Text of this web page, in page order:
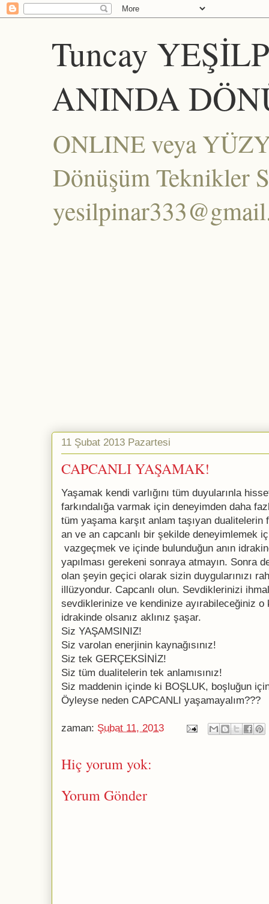
Tuncay
ANINDA
ONLINE veya
Dönüşüm Teknikler
11 Şubat 2013 Pazartesi
CAPCANLI YAŞAMAK!
Yaşamak kendi varlığını tüm duyularınla
farkındalığa varmak için deneyimden daha
tüm yaşama karşıt anlam taşıyan dualitelerin
an ve an capcanlı bir şekilde deneyimlemek
vazgeçmek ve içinde bulunduğun anın
yapılması gerekeni sonraya atmayın. Sonra
olan şeyin geçici olarak sizin duygularınızı
illüzyondur. Capcanlı olun. Sevdiklerinizi
sevdiklerinize ve kendinize ayırabileceğiniz
idrakinde olsanız aklınız şaşar.
Siz YAŞAMSINIZ!
Siz varolan enerjinin kaynağısınız!
Siz tek GERÇEKSİNİZ!
Siz tüm dualitelerin tek anlamısınız!
Siz maddenin içinde ki BOŞLUK, boşluğun
Öyleyse neden CAPCANLI yaşamayalım???
zaman: Şubat 11, 2013
Hiç yorum yok:
Yorum Gönder